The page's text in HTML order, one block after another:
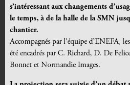
s’intéressant aux changements
le temps, à de la halle de la SMN
chantier.
Accompagnés par l’équipe d’ENEFA,
été encadrés par C. Richard, D. De
Bonnet et Normandie Images.